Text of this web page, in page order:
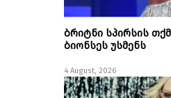
ბრიტნი სპირსის
ბიონსეს უსმენს
4 August, 2026